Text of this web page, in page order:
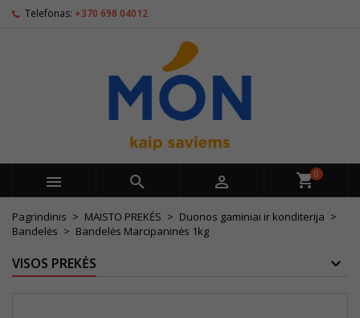
Telefonas: +370 698 04012
   0
Pagrindinis MAISTO PREKĖS
Duonos gaminiai ir konditerija
Bandelės
Bandelės Marcipaninės 1kg
VISOS PREKĖS